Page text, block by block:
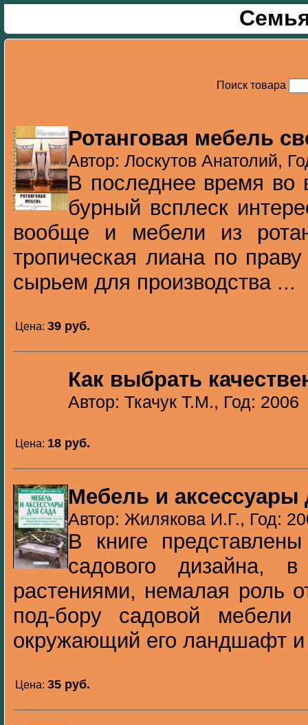
Поиск товара
Ротанговая мебель
Автор: Лоскутов Анатолий,
В последнее время во
бурный всплеск
вообще и мебели из
тропическая лиана по
сырьем для производства ...
Цена: 39 pуб.
Как выбрать
Автор: Ткачук Т.М., Год: 2006
Цена: 18 pуб.
Мебель и аксессуары
Автор: Жилякова И.Г., Год:
В книге
садового дизайна,
растениями, немалая роль
под-бору садовой
окружающий его ландшафт
Цена: 35 pуб.